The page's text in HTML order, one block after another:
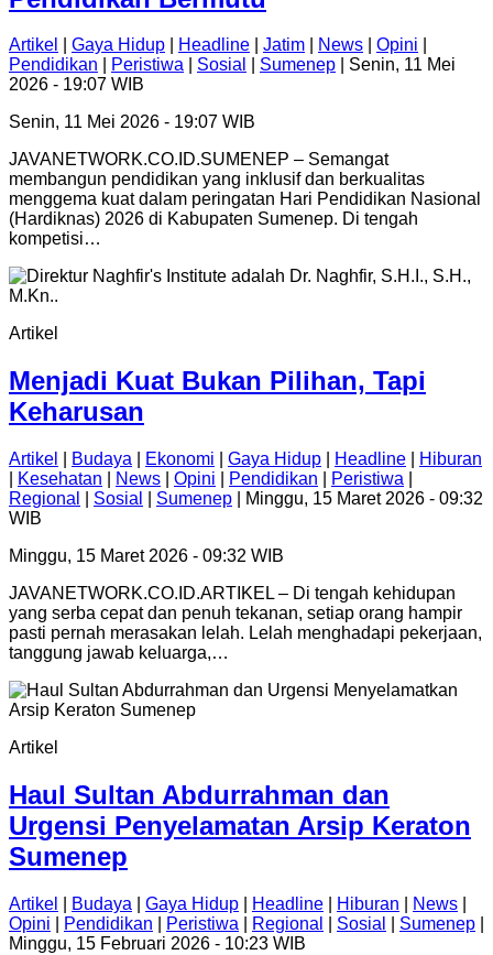
Artikel Gaya Hidup Headline Jatim News Opini
Pendidikan
Peristiwa Sosial Sumenep | Senin, 11 Mei
2026 - 19:07 WIB
Senin, 11 Mei 2026 - 19:07 WIB
JAVANETWORK.CO.ID.SUMENEP – Semangat
membangun pendidikan yang inklusif dan berkualitas
menggema kuat dalam peringatan Hari Pendidikan Nasional
(Hardiknas) 2026 di Kabupaten Sumenep. Di tengah
kompetisi…
Artikel
Menjadi Kuat Bukan Pilihan, Tapi
Keharusan
Artikel Budaya Ekonomi Gaya Hidup Headline
Hiburan
Kesehatan News Opini Pendidikan Peristiwa
Regional
Sosial Sumenep | Minggu, 15 Maret 2026 - 09:32
WIB
Minggu, 15 Maret 2026 - 09:32 WIB
JAVANETWORK.CO.ID.ARTIKEL – Di tengah kehidupan
yang serba cepat dan penuh tekanan, setiap orang hampir
pasti pernah merasakan lelah. Lelah menghadapi pekerjaan,
tanggung jawab keluarga,…
Artikel
Haul Sultan Abdurrahman dan
Urgensi Penyelamatan Arsip Keraton
Sumenep
Artikel Budaya Gaya Hidup Headline Hiburan News
Opini
Pendidikan Peristiwa Regional Sosial Sumenep
Minggu, 15 Februari 2026 - 10:23 WIB